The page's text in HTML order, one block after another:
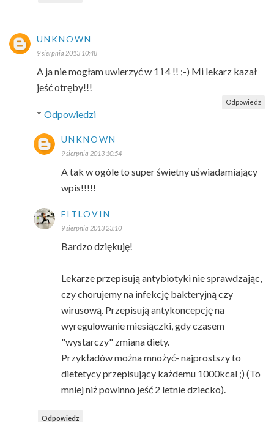
UNKNOWN
9 sierpnia 2013 10:48
A ja nie mogłam uwierzyć w 1 i 4 !! ;-) Mi lekarz kazał
jeść otręby!!!
Odpowiedz
Odpowiedzi
UNKNOWN
9 sierpnia 2013 10:54
A tak w ogóle to super świetny uświadamiający
wpis!!!!!
FITLOVIN
9 sierpnia 2013 23:10
Bardzo dziękuję!
Lekarze przepisują antybiotyki nie sprawdzając,
czy chorujemy na infekcję bakteryjną czy
wirusową. Przepisują antykoncepcję na
wyregulowanie miesiączki, gdy czasem
"wystarczy" zmiana diety.
Przykładów można mnożyć- najprostszy to
dietetycy przepisujący każdemu 1000kcal ;) (To
mniej niż powinno jeść 2 letnie dziecko).
Odpowiedz